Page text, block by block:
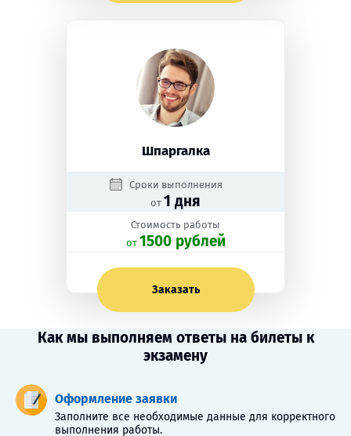
Шпаргалка
Сроки выполнения
от 1 дня
Стоимость работы
oт 1500 рублей
Заказать
Как мы выполняем ответы на билеты к
экзамену
Оформление заявки
Заполните все необходимые данные для корректного
выполнения работы.